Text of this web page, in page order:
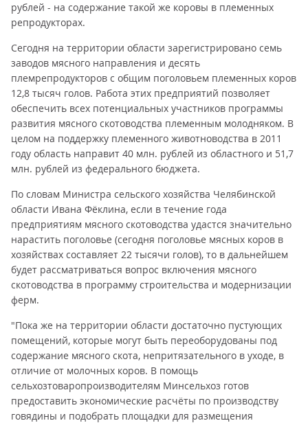
рублей - на содержание такой же коровы в племенных
репродукторах.
Сегодня на территории области зарегистрировано семь
заводов мясного направления и десять
племрепродукторов с общим поголовьем племенных коров
12,8 тысяч голов. Работа этих предприятий позволяет
обеспечить всех потенциальных участников программы
развития мясного скотоводства племенным молодняком. В
целом на поддержку племенного животноводства в 2011
году область направит 40 млн. рублей из областного и 51,7
млн. рублей из федерального бюджета.
По словам Министра сельского хозяйства Челябинской
области Ивана Фёклина, если в течение года
предприятиям мясного скотоводства удастся значительно
нарастить поголовье (сегодня поголовье мясных коров в
хозяйствах составляет 22 тысячи голов), то в дальнейшем
будет рассматриваться вопрос включения мясного
скотоводства в программу строительства и модернизации
ферм.
"Пока же на территории области достаточно пустующих
помещений, которые могут быть переоборудованы под
содержание мясного скота, непритязательного в уходе, в
отличие от молочных коров. В помощь
сельхозтоваропроизводителям Минсельхоз готов
предоставить экономические расчёты по производству
говядины и подобрать площадки для размещения